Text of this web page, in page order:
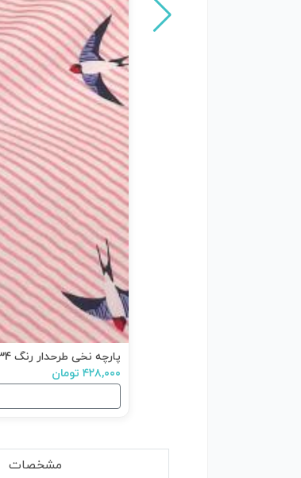
پارچه نخی طرحدار رنگ 334
۴۲۸,۰۰۰ تومان
مشخصات